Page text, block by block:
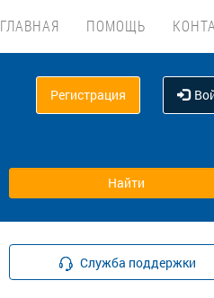
ГЛАВНАЯ ПОМОЩЬ
Регистрация
Служба поддержки